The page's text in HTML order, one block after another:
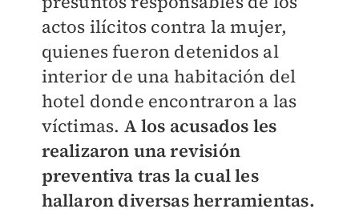
actos ilícitos contra la mujer,
quienes fueron detenidos al
interior de una habitación del
hotel donde encontraron a las
víctimas. A los acusados les
realizaron una revisión
preventiva tras la cual les
hallaron diversas herramientas.